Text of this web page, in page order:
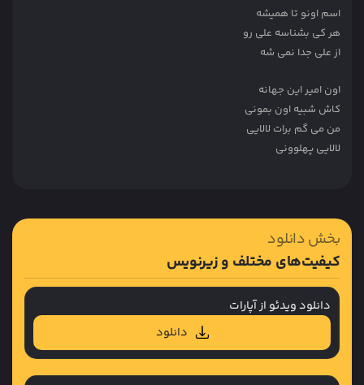
اسم اونو تا همیشه
هر کی بشناسه علی رو
از علی جدا نمی شه
اون امیر این جهانه
کاش شبیه اون بمونی
من می گم برات لالایی
لالایی پهلوونی
بخش دانلود
کیفیت‌های مختلف و زیرنویس
دانلود ویدئو از آپارات
دانلود